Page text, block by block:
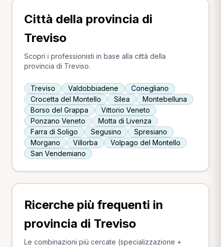
Città della provincia di
Treviso
Scopri i professionisti in base alla città della
provincia di Treviso.
Treviso Valdobbiadene
Conegliano
Crocetta del Montello
Silea
Montebelluna
Borso del Grappa
Vittorio Veneto
Ponzano Veneto
Motta di Livenza
Farra di Soligo
Segusino
Spresiano
Morgano
Villorba
Volpago del Montello
San Vendemiano
Ricerche più frequenti in
provincia di Treviso
Le combinazioni più cercate (specializzazione +